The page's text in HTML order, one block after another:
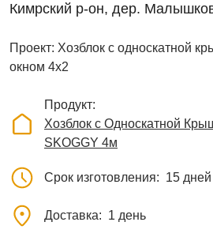
Кимрский р-он, дер.
Проект: Хозблок с односкатной
окном 4х2
Продукт
Хозблок с Односкатной
SKOGGY 4м
Срок изготовления 15 дней
Доставка 1 день